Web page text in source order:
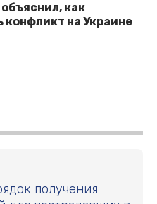
как
конфликт на Украине
получения